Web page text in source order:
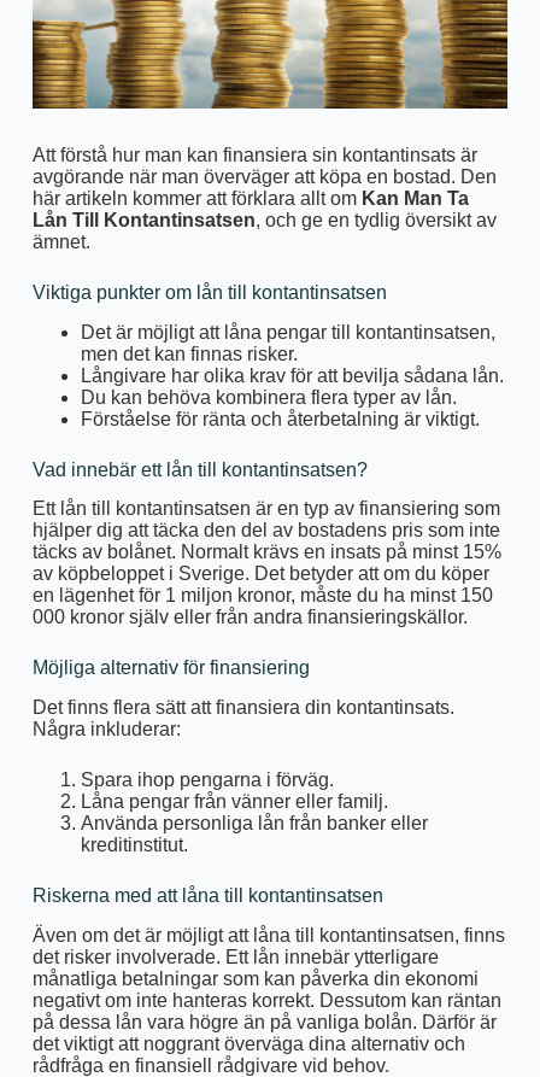
Att förstå hur man kan finansiera sin kontantinsats är
avgörande när man överväger att köpa en bostad. Den
här artikeln kommer att förklara allt om Kan Man Ta
Lån Till Kontantinsatsen, och ge en tydlig översikt av
ämnet.
Viktiga punkter om lån till kontantinsatsen
Det är möjligt att låna pengar till kontantinsatsen,
men det kan finnas risker.
Långivare har olika krav för att bevilja sådana lån.
Du kan behöva kombinera flera typer av lån.
Förståelse för ränta och återbetalning är viktigt.
Vad innebär ett lån till kontantinsatsen?
Ett lån till kontantinsatsen är en typ av finansiering som
hjälper dig att täcka den del av bostadens pris som inte
täcks av bolånet. Normalt krävs en insats på minst 15%
av köpbeloppet i Sverige. Det betyder att om du köper
en lägenhet för 1 miljon kronor, måste du ha minst 150
000 kronor själv eller från andra finansieringskällor.
Möjliga alternativ för finansiering
Det finns flera sätt att finansiera din kontantinsats.
Några inkluderar:
Spara ihop pengarna i förväg.
Låna pengar från vänner eller familj.
Använda personliga lån från banker eller
kreditinstitut.
Riskerna med att låna till kontantinsatsen
Även om det är möjligt att låna till kontantinsatsen, finns
det risker involverade. Ett lån innebär ytterligare
månatliga betalningar som kan påverka din ekonomi
negativt om inte hanteras korrekt. Dessutom kan räntan
på dessa lån vara högre än på vanliga bolån. Därför är
det viktigt att noggrant överväga dina alternativ och
rådfråga en finansiell rådgivare vid behov.